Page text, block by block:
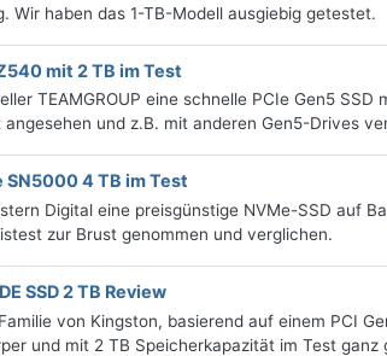
Wir haben das 1-TB-Modell ausgiebig getestet.
mit 2 TB im Test
TEAMGROUP eine schnelle PCIe Gen5
und z.B. mit anderen Gen5-Drives
SN5000 4 TB im Test
Digital eine preisgünstige NVMe-SSD auf
zur Brust genommen und verglichen.
SSD 2 TB Review
von Kingston, basierend auf einem PCI
und mit 2 TB Speicherkapazität im Test ganz